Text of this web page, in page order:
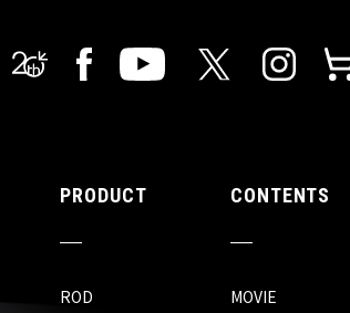
PRODUCT
ROD
CONTENTS
MOVIE